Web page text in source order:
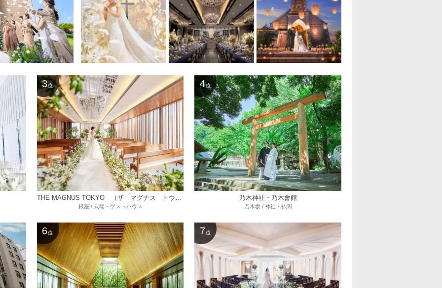
3 位
THE MAGNUS TOKYO （ザ マグナス トウキョウ）
銀座 / 式場・ゲストハウス
4 位
乃木神社・乃木會館
乃木坂 / 神社・仏閣
6 位 7 位